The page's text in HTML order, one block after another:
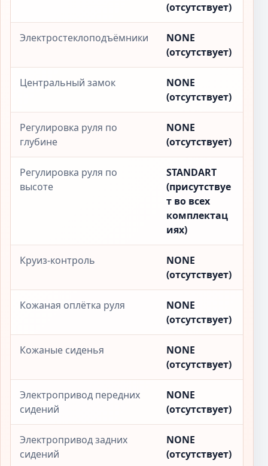
(отсутствует)
Электростеклоподъёмники
NONE
(отсутствует)
Центральный замок
NONE
(отсутствует)
Регулировка руля по
глубине
NONE
(отсутствует)
Регулировка руля по
высоте
STANDART
(присутствуе
т во всех
комплектац
иях)
Круиз-контроль
NONE
(отсутствует)
Кожаная оплётка руля
NONE
(отсутствует)
Кожаные сиденья
NONE
(отсутствует)
Электропривод передних
сидений
NONE
(отсутствует)
Электропривод задних
сидений
NONE
(отсутствует)